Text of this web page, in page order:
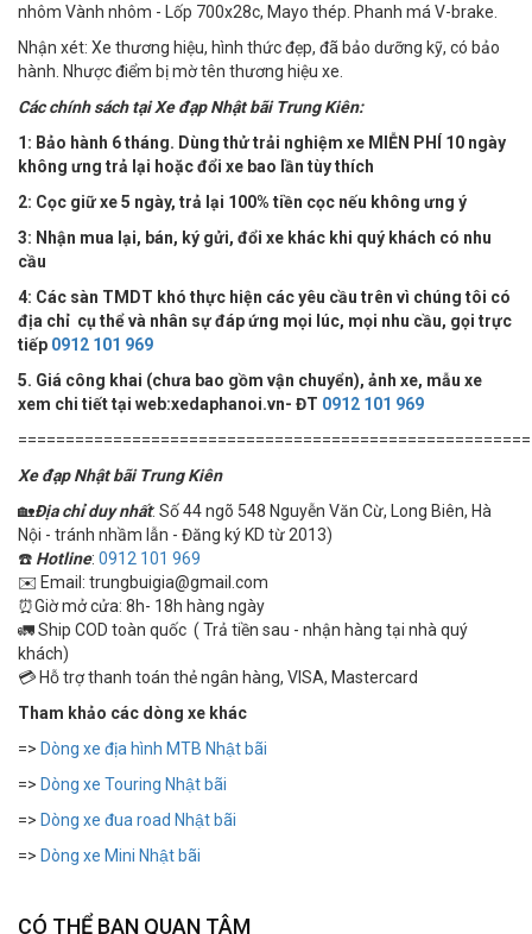
nhôm Vành nhôm - Lốp 700x28c, Mayo thép. Phanh má V-brake.
Nhận xét: Xe thương hiệu, hình thức đẹp, đã bảo dưỡng kỹ, có bảo
hành. Nhược điểm bị mờ tên thương hiệu xe.
Các chính sách tại Xe đạp Nhật bãi Trung Kiên:
1: Bảo hành 6 tháng. Dùng thử trải nghiệm xe MIỄN PHÍ 10 ngày
không ưng trả lại hoặc đổi xe bao lần tùy thích
2: Cọc giữ xe 5 ngày, trả lại 100% tiền cọc nếu không ưng ý
3: Nhận mua lại, bán, ký gửi, đổi xe khác khi quý khách có nhu
cầu
4: Các sàn TMDT khó thực hiện các yêu cầu trên vì chúng tôi có
địa chỉ cụ thể và nhân sự đáp ứng mọi lúc, mọi nhu cầu, gọi trực
tiếp 0912 101 969
5. Giá công khai (chưa bao gồm vận chuyển), ảnh xe, mẫu xe
xem chi tiết tại web:xedaphanoi.vn- ĐT 0912 101 969
Xe đạp Nhật bãi Trung Kiên
🏡Địa chỉ duy nhất: Số 44 ngõ 548 Nguyễn Văn Cừ, Long Biên, Hà
Nội - tránh nhầm lẫn - Đăng ký KD từ 2013)
☎️ Hotline: 0912 101 969
✉️ Email: trungbuigia@gmail.com
⏰Giờ mở cửa: 8h- 18h hàng ngày
🚛 Ship COD toàn quốc ( Trả tiền sau - nhận hàng tại nhà quý
khách)
💳 Hỗ trợ thanh toán thẻ ngân hàng, VISA, Mastercard
Tham khảo các dòng xe khác
=> Dòng xe địa hình MTB Nhật bãi
=> Dòng xe Touring Nhật bãi
=> Dòng xe đua road Nhật bãi
=> Dòng xe Mini Nhật bãi
CÓ THỂ BẠN QUAN TÂM